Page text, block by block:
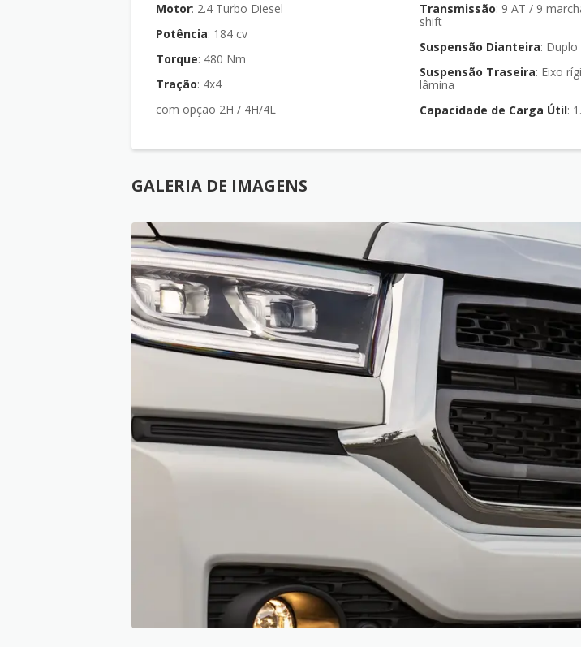
Motor : 2.4 Turbo Diesel
Potência : 184 cv
Torque : 480 Nm
Tração : 4x4
com opção 2H / 4H/4L
Transmissão: 9 AT / 9 marchas com paddle
shift
Suspensão Dianteira :
Suspensão Traseira: Eixo rígido com mola de
lâmina
Capacidade de Carga Útil :
GALERIA DE IMAGENS